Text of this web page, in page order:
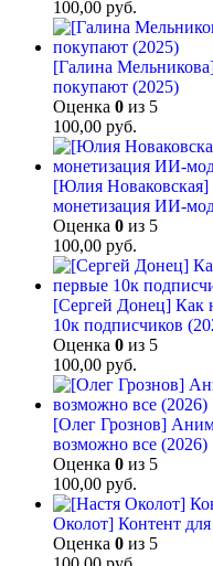
100,00 руб.
[Галина
покупают (2025)
Оценка 0 из 5
100,00 руб.
[Юлия Новаковская]
монетизация ИИ-
Оценка 0 из 5
100,00 руб.
[Сергей Донец] Как
10к подписчиков
Оценка 0 из 5
100,00 руб.
[Олег Грознов]
возможно все (2026)
Оценка 0 из 5
100,00 руб.
Околот] Контент
Оценка 0 из 5